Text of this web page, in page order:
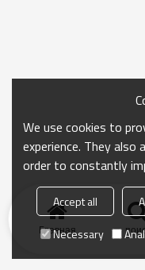
Главная
We use cookies to
experience. They also
order to constantly
Accept all
Necessary